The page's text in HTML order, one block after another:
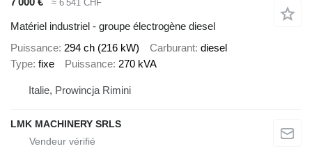
≈ 6 541 CHF
Matériel industriel - groupe électrogène diesel
Puissance 294 ch (216 kW) Carburant diesel
Type fixe Puissance 270 kVA
Italie, Prowincja Rimini
LMK MACHINERY SRLS